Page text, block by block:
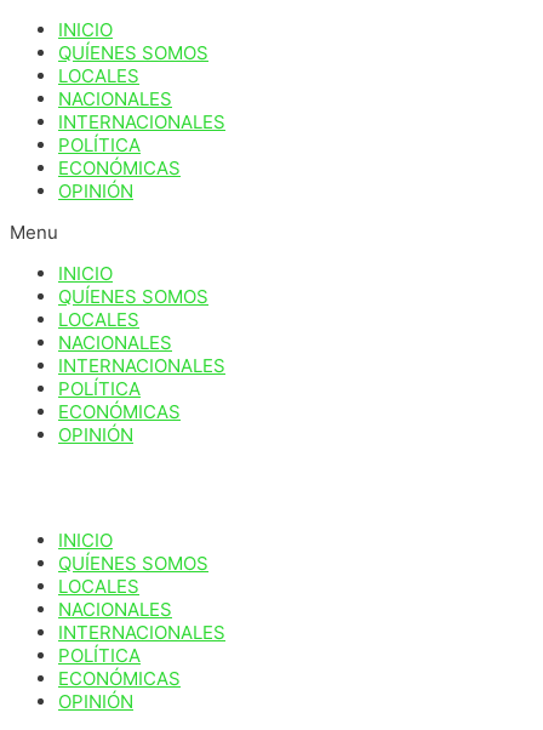
contenido
INICIO
QUÍENES SOMOS
LOCALES
NACIONALES
INTERNACIONALES
POLÍTICA
ECONÓMICAS
OPINIÓN
Menu
INICIO
QUÍENES SOMOS
LOCALES
NACIONALES
INTERNACIONALES
POLÍTICA
ECONÓMICAS
OPINIÓN
INICIO
QUÍENES SOMOS
LOCALES
NACIONALES
INTERNACIONALES
POLÍTICA
ECONÓMICAS
OPINIÓN